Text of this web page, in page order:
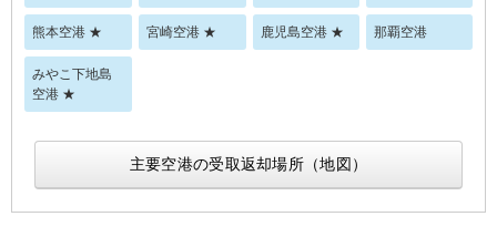
熊本空港 ★ 宮崎空港 ★ 鹿児島空港 ★ 那覇空港
みやこ下地島
空港 ★
主要空港の受取返却場所（地図）